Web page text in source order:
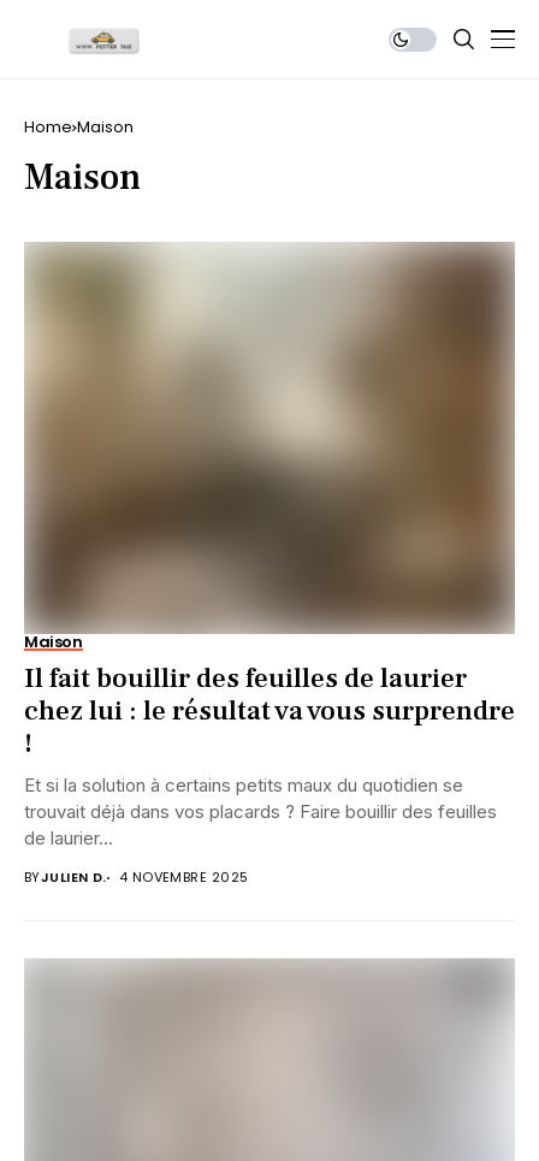
Home Maison
Maison
Maison
Il fait bouillir des feuilles de laurier
chez lui : le résultat va vous surprendre
!
Et si la solution à certains petits maux du quotidien se
trouvait déjà dans vos placards ? Faire bouillir des feuilles
de laurier...
BYJULIEN D. 4 NOVEMBRE 2025